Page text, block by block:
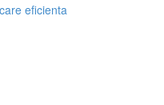
eficienta